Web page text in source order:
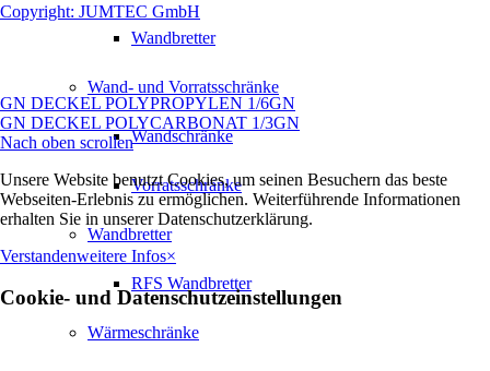
Wandbretter
Wand- und Vorratsschränke
Wandschränke
Vorratsschränke
Wandbretter
RFS Wandbretter
Wärmeschränke
Copyright: JUMTEC GmbH
GN DECKEL POLYPROPYLEN 1/6GN
GN DECKEL POLYCARBONAT 1/3GN
Nach oben scrollen
Unsere Website benutzt Cookies, um seinen Besuchern das beste
Webseiten-Erlebnis zu ermöglichen. Weiterführende Informationen
erhalten Sie in unserer Datenschutzerklärung.
Verstandenweitere Infos×
Cookie- und Datenschutzeinstellungen